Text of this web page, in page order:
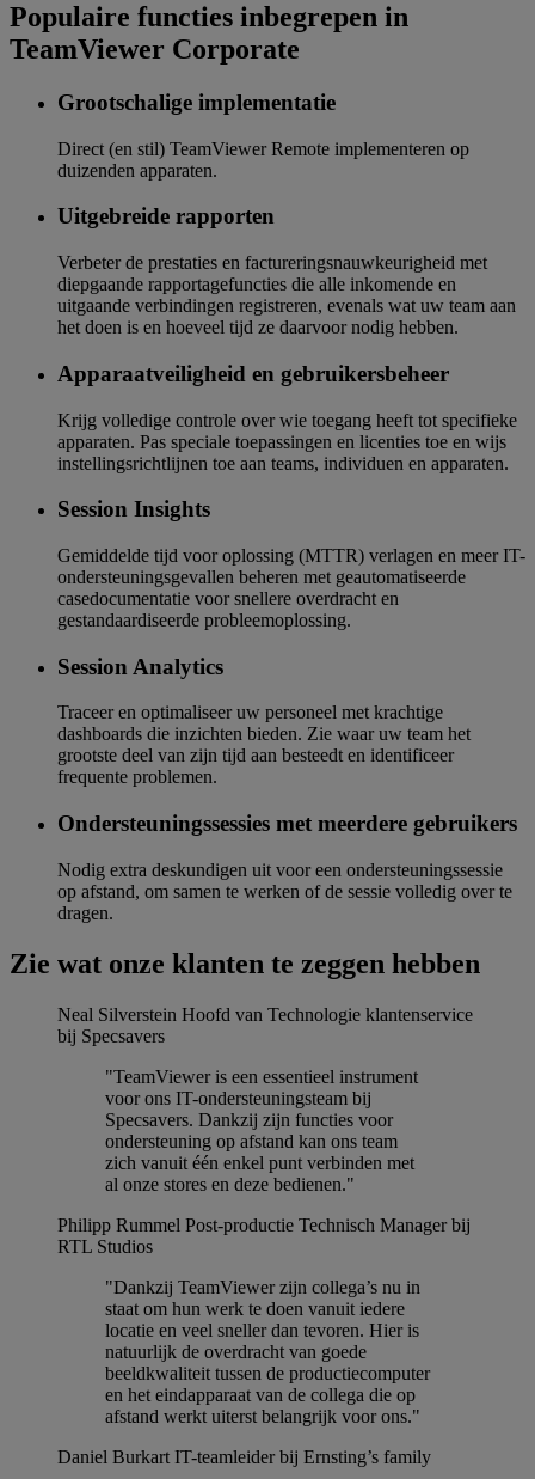
Populaire functies inbegrepen in
TeamViewer Corporate
Grootschalige implementatie
Direct (en stil) TeamViewer Remote implementeren op
duizenden apparaten.
Uitgebreide rapporten
Verbeter de prestaties en factureringsnauwkeurigheid met
diepgaande rapportagefuncties die alle inkomende en
uitgaande verbindingen registreren, evenals wat uw team aan
het doen is en hoeveel tijd ze daarvoor nodig hebben.
Apparaatveiligheid en gebruikersbeheer
Krijg volledige controle over wie toegang heeft tot specifieke
apparaten. Pas speciale toepassingen en licenties toe en wijs
instellingsrichtlijnen toe aan teams, individuen en apparaten.
Session Insights
Gemiddelde tijd voor oplossing (MTTR) verlagen en meer IT-
ondersteuningsgevallen beheren met geautomatiseerde
casedocumentatie voor snellere overdracht en
gestandaardiseerde probleemoplossing.
Session Analytics
Traceer en optimaliseer uw personeel met krachtige
dashboards die inzichten bieden. Zie waar uw team het
grootste deel van zijn tijd aan besteedt en identificeer
frequente problemen.
Ondersteuningssessies met meerdere gebruikers
Nodig extra deskundigen uit voor een ondersteuningssessie
op afstand, om samen te werken of de sessie volledig over te
dragen.
Zie wat onze klanten te zeggen hebben
Neal Silverstein Hoofd van Technologie klantenservice
bij Specsavers
"TeamViewer is een essentieel instrument
voor ons IT-ondersteuningsteam bij
Specsavers. Dankzij zijn functies voor
ondersteuning op afstand kan ons team
zich vanuit één enkel punt verbinden met
al onze stores en deze bedienen."
Philipp Rummel Post-productie Technisch Manager bij
RTL Studios
"Dankzij TeamViewer zijn collega’s nu in
staat om hun werk te doen vanuit iedere
locatie en veel sneller dan tevoren. Hier is
natuurlijk de overdracht van goede
beeldkwaliteit tussen de productiecomputer
en het eindapparaat van de collega die op
afstand werkt uiterst belangrijk voor ons."
Daniel Burkart IT-teamleider bij Ernsting’s family